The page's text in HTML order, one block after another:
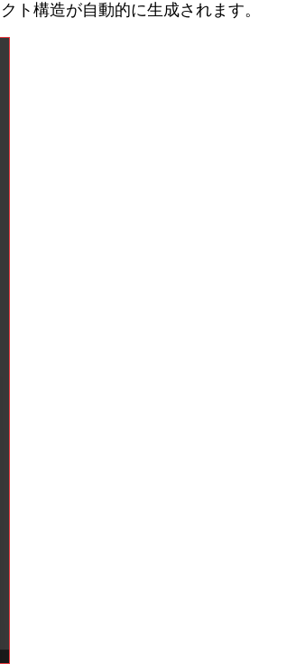
ト構造が自動的に生成されます。